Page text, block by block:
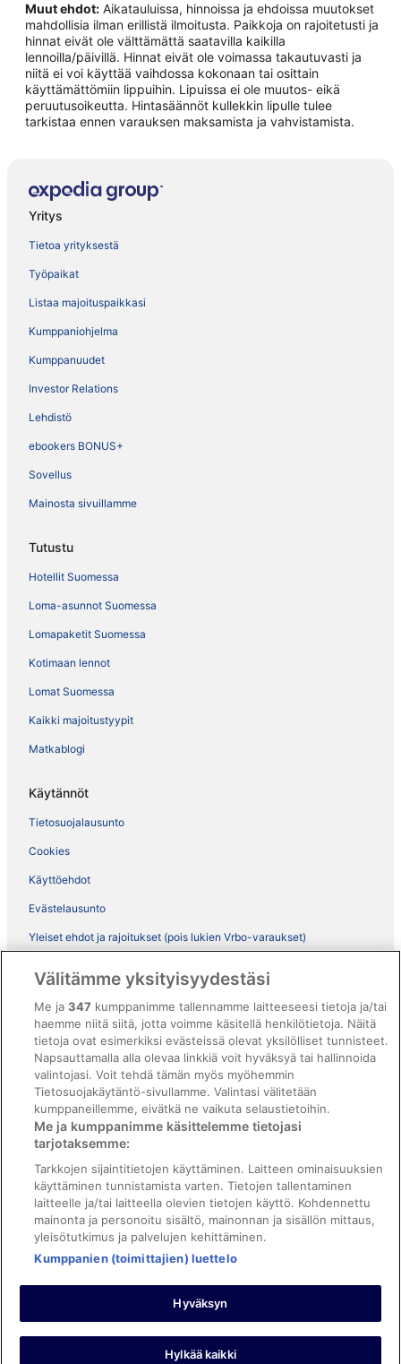
Muut ehdot: Aikatauluissa, hinnoissa ja ehdoissa muutokset
mahdollisia ilman erillistä ilmoitusta. Paikkoja on rajoitetusti ja
hinnat eivät ole välttämättä saatavilla kaikilla
lennoilla/päivillä. Hinnat eivät ole voimassa takautuvasti ja
niitä ei voi käyttää vaihdossa kokonaan tai osittain
käyttämättömiin lippuihin. Lipuissa ei ole muutos- eikä
peruutusoikeutta. Hintasäännöt kullekkin lipulle tulee
tarkistaa ennen varauksen maksamista ja vahvistamista.
Yritys
Tietoa yrityksestä
Työpaikat
Listaa majoituspaikkasi
Kumppaniohjelma
Kumppanuudet
Investor Relations
Lehdistö
ebookers BONUS+
Sovellus
Mainosta sivuillamme
Tutustu
Hotellit Suomessa
Loma-asunnot Suomessa
Lomapaketit Suomessa
Kotimaan lennot
Lomat Suomessa
Kaikki majoitustyypit
Matkablogi
Käytännöt
Tietosuojalausunto
Cookies
Käyttöehdot
Evästelausunto
Yleiset ehdot ja rajoitukset (pois lukien Vrbo-varaukset)
ebookers BONUS+ -ohjelman ehdot
Oikeudelliset tiedot / ota meihin yhteyttä
Sisältövaatimukset ja ilmoituksen tekeminen sisällöstä
Tuki
Ota yhteyttä
Varauksen muuttaminen tai peruuttaminen
Varaa lento lentoyhtiön hyvityskupongeilla
Hyvityksen hakeminen ja aikarajat
©2026 Expedia, Inc., Expedia Groupin yritys. Kaikki oikeudet
pidätetään. ebookers ja ebookersin logo ovat Expedia, Inc.:n
tavaramerkkejä tai rekisteröityjä tavaramerkkejä.
Välitämme yksityisyydestäsi
Me ja347 kumppanimme tallennamme laitteeseesi tietoja ja/tai
haemme niitä siitä, jotta voimme käsitellä henkilötietoja. Näitä
tietoja ovat esimerkiksi evästeissä olevat yksilölliset tunnisteet.
Napsauttamalla alla olevaa linkkiä voit hyväksyä tai hallinnoida
valintojasi. Voit tehdä tämän myös myöhemmin
Tietosuojakäytäntö-sivullamme. Valintasi välitetään
kumppaneillemme, eivätkä ne vaikuta selaustietoihin.
Me ja kumppanimme käsittelemme tietojasi
tarjotaksemme:
Tarkkojen sijaintitietojen käyttäminen. Laitteen ominaisuuksien
käyttäminen tunnistamista varten. Tietojen tallentaminen
laitteelle ja/tai laitteella olevien tietojen käyttö. Kohdennettu
mainonta ja personoitu sisältö, mainonnan ja sisällön mittaus,
yleisötutkimus ja palvelujen kehittäminen.
Kumppanien (toimittajien) luettelo
Hyväksyn
Hylkää kaikki